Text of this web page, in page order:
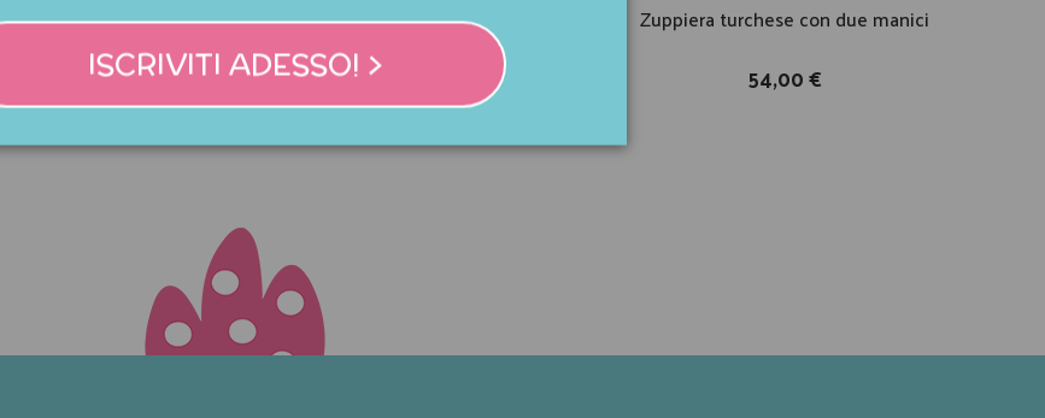
da cucina cuore fucsia Padella a induzione azzura con Zuppiera turchese con due manici
54,00 €
ISCRIVITI ADESSO! >